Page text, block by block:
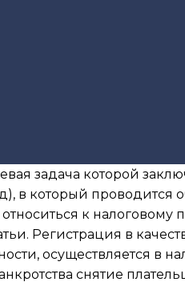
задача которой
в который проводится
к налоговому
Регистрация в
осуществляется в
снятие